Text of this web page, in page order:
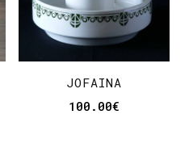
JOFAINA
100.00€